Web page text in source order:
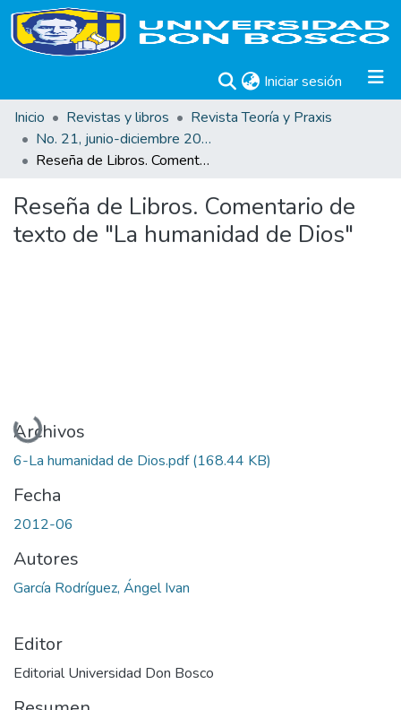
Iniciar sesión (current)
Inicio
Revistas y libros
Revista Teoría y Praxis
No. 21, junio-diciembre 2012
Reseña de Libros. Comentario de texto de "La humanidad de Dios"
Reseña de Libros. Comentario de
texto de "La humanidad de Dios"
Cargando...
Archivos
6-La humanidad de Dios.pdf(168.44 KB)
Fecha
2012-06
Autores
García Rodríguez, Ángel Ivan
Editor
Editorial Universidad Don Bosco